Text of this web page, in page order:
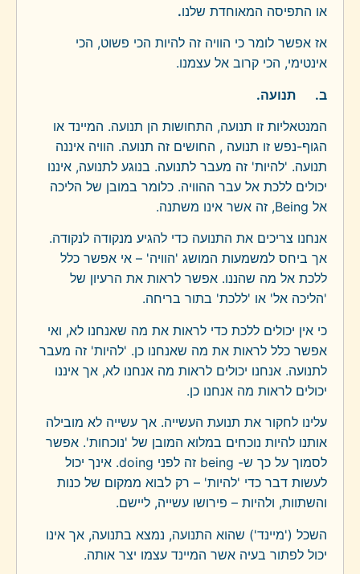
או התפיסה המאוחדת שלנו.
אז אפשר לומר כי הוויה זה להיות הכי פשוט, הכי
אינטימי, הכי קרוב אל עצמנו.
ב. תנועה.
המנטאליות זו תנועה, התחושות הן תנועה. המיינד או
הגוף-נפש זו תנועה , החושים זה תנועה. הוויה איננה
תנועה. 'להיות' זה מעבר לתנועה. בנוגע לתנועה, איננו
יכולים ללכת אל עבר ההוויה. כלומר במובן של הליכה
אל Being, זה אשר אינו משתנה.
אנחנו צריכים את התנועה כדי להגיע מנקודה לנקודה.
אך ביחס למשמעות המושג 'הוויה' – אי אפשר כלל
ללכת אל מה שהננו. אפשר לראות את הרעיון של
'הליכה אל' או 'ללכת' בתור בריחה.
כי אין יכולים ללכת כדי לראות את מה שאנחנו לא, ואי
אפשר כלל לראות את מה שאנחנו כן. 'להיות' זה מעבר
לתנועה. אנחנו יכולים לראות מה אנחנו לא, אך איננו
יכולים לראות מה אנחנו כן.
עלינו לחקור את תנועת העשייה. אך עשייה לא מובילה
אותנו להיות נוכחים במלוא המובן של 'נוכחות'. אפשר
לסמוך על כך ש- being זה לפני doing. אינך יכול
לעשות דבר כדי 'להיות' – רק לבוא ממקום של כנות
והשתוות, ולהיות – פירושו עשייה, ליישם.
השכל ('מיינד') שהוא התנועה, נמצא בתנועה, אך אינו
יכול לפתור בעיה אשר המיינד עצמו יצר אותה.